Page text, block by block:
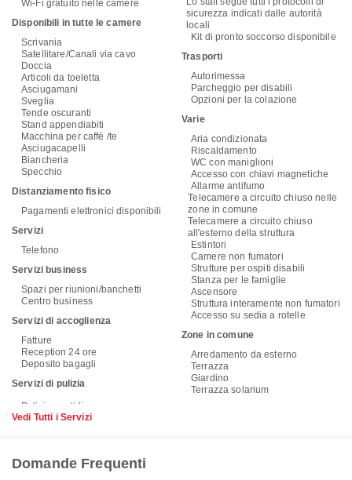
Wi-Fi gratuito nelle camere
Disponibili in tutte le camere
Scrivania
Satellitare/Canali via cavo
Doccia
Articoli da toeletta
Asciugamani
Sveglia
Tende oscuranti
Stand appendiabiti
Macchina per caffè /te
Asciugacapelli
Biancheria
Specchio
Distanziamento fisico
Pagamenti elettronici disponibili
Servizi
Telefono
Servizi business
Spazi per riunioni/banchetti
Centro business
Servizi di accoglienza
Fatture
Reception 24 ore
Deposito bagagli
Servizi di pulizia
sicurezza indicati dalle autorità
locali
Kit di pronto soccorso disponibile
Trasporti
Autorimessa
Parcheggio per disabili
Opzioni per la colazione
Varie
Aria condizionata
Riscaldamento
WC con maniglioni
Accesso con chiavi magnetiche
Allarme antifumo
Telecamere a circuito chiuso nelle
zone in comune
Telecamere a circuito chiuso
all'esterno della struttura
Estintori
Camere non fumatori
Strutture per ospiti disabili
Stanza per le famiglie
Ascensore
Struttura interamente non fumatori
Accesso su sedia a rotelle
Zone in comune
Arredamento da esterno
Terrazza
Giardino
Terrazza solarium
Vedi Tutti i Servizi
Domande Frequenti